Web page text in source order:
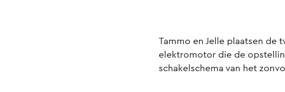
Tammo en Jelle plaatsen de
elektromotor die de
schakelschema van het